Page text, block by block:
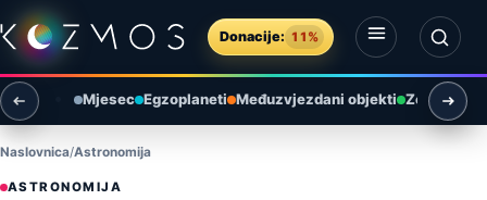
Preskoči na sadržaj
Donacije: 11%
Otvori izbornik
Otvori pretragu
Mjesec Egzoplaneti Međuzvjezdani objekti Zemlja i
Naslovnica Astronomija
ASTRONOMIJA